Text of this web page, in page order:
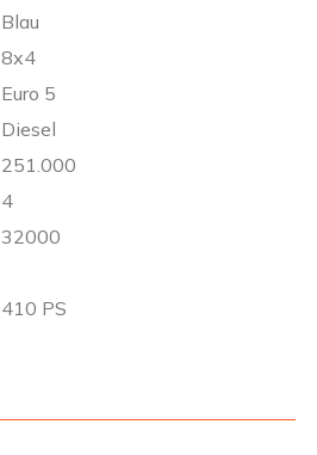
Blau
8x4
Euro 5
Diesel
251.000
4
32000
410 PS